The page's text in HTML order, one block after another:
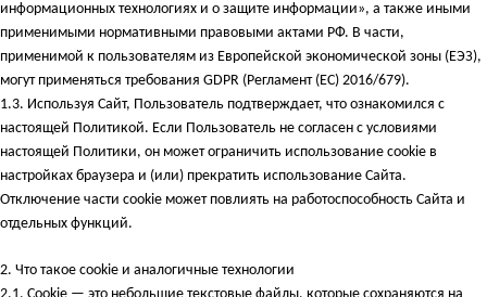
информационных технологиях и о защите информации», а также иными
применимыми нормативными правовыми актами РФ. В части,
применимой к пользователям из Европейской экономической зоны (ЕЭЗ),
могут применяться требования GDPR (Регламент (ЕС) 2016/679).
1.3. Используя Сайт, Пользователь подтверждает, что ознакомился с
настоящей Политикой. Если Пользователь не согласен с условиями
настоящей Политики, он может ограничить использование cookie в
настройках браузера и (или) прекратить использование Сайта.
Отключение части cookie может повлиять на работоспособность Сайта и
отдельных функций.
2. Что такое cookie и аналогичные технологии